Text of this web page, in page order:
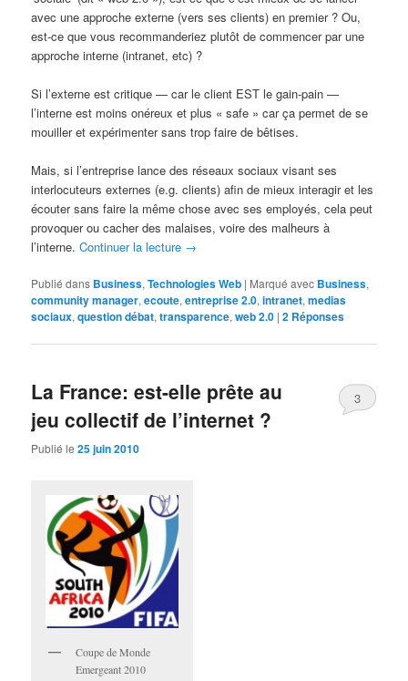
avec une approche externe (vers ses clients) en premier ? Ou,
est-ce que vous recommanderiez plutôt de commencer par une
approche interne (intranet, etc) ?
Si l’externe est critique — car le client EST le gain-pain —
l’interne est moins onéreux et plus « safe » car ça permet de se
mouiller et expérimenter sans trop faire de bêtises.
Mais, si l’entreprise lance des réseaux sociaux visant ses
interlocuteurs externes (e.g. clients) afin de mieux interagir et les
écouter sans faire la même chose avec ses employés, cela peut
provoquer ou cacher des malaises, voire des malheurs à
l’interne.Continuer la lecture →
Publié dans Business,Technologies Web | Marqué avec Business,
community manager,ecoute,entreprise 2.0,intranet,medias
sociaux,question débat,transparence,web 2.0 |2 Réponses
La France: est-elle prête au
jeu collectif de l’internet ?
Publié le25 juin 2010
3
Coupe de Monde
Emergeant 2010